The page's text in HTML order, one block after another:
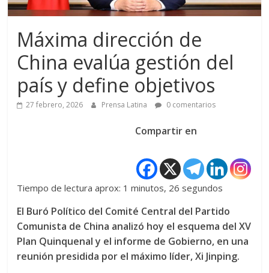
Máxima dirección de
China evalúa gestión del
país y define objetivos
27 febrero, 2026 Prensa Latina 0 comentarios
Compartir en
Tiempo de lectura aprox: 1 minutos, 26 segundos
El Buró Político del Comité Central del Partido
Comunista de China analizó hoy el esquema del XV
Plan Quinquenal y el informe de Gobierno, en una
reunión presidida por el máximo líder, Xi Jinping.